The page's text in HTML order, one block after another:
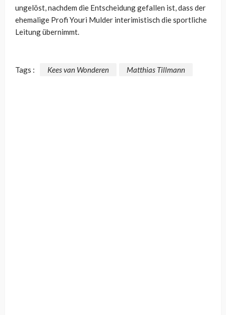
ungelöst, nachdem die Entscheidung gefallen ist, dass der
ehemalige Profi Youri Mulder interimistisch die sportliche
Leitung übernimmt.
Tags : Kees van Wonderen Matthias Tillmann